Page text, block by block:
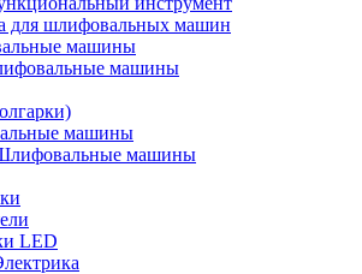
для шлифовальных машин
машины
машины
машины
машины
LED